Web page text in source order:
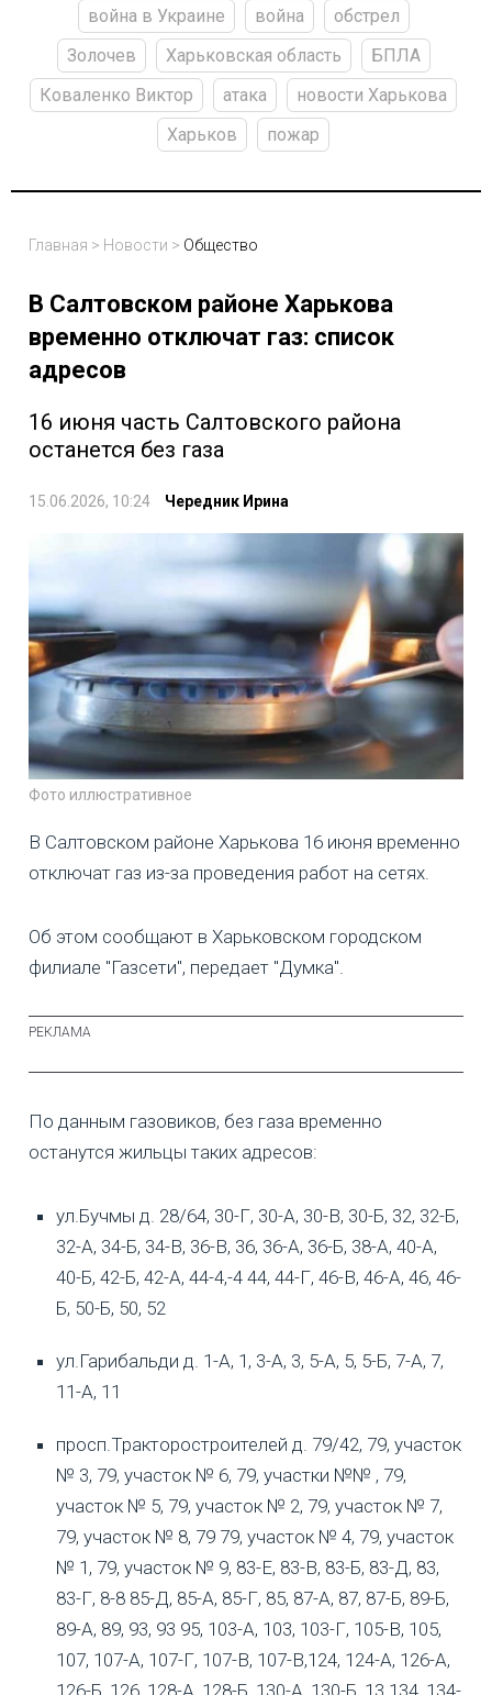
война в Украине война
обстрел
Золочев
Харьковская область
БПЛА
Коваленко Виктор
атака
новости Харькова
Харьков
пожар
Главная > Новости > Общество
В Салтовском районе Харькова
временно отключат газ: список
адресов
16 июня часть Салтовского района
останется без газа
15.06.2026, 10:24 Чередник Ирина
Фото иллюстративное
В Салтовском районе Харькова 16 июня временно
отключат газ из-за проведения работ на сетях.
Об этом сообщают в Харьковском городском
филиале "Газсети", передает "Думка".
По данным газовиков, без газа временно
останутся жильцы таких адресов:
ул.Бучмы д. 28/64, 30-Г, 30-А, 30-В, 30-Б, 32, 32-Б,
32-А, 34-Б, 34-В, 36-В, 36, 36-А, 36-Б, 38-А, 40-А,
40-Б, 42-Б, 42-А, 44-4,-4 44, 44-Г, 46-В, 46-А, 46, 46-
Б, 50-Б, 50, 52
ул.Гарибальди д. 1-А, 1, 3-А, 3, 5-А, 5, 5-Б, 7-А, 7,
11-А, 11
просп.Тракторостроителей д. 79/42, 79, участок
№ 3, 79, участок № 6, 79, участки №№ , 79,
участок № 5, 79, участок № 2, 79, участок № 7,
79, участок № 8, 79 79, участок № 4, 79, участок
№ 1, 79, участок № 9, 83-Е, 83-В, 83-Б, 83-Д, 83,
83-Г, 8-8 85-Д, 85-А, 85-Г, 85, 87-А, 87, 87-Б, 89-Б,
89-А, 89, 93, 93 95, 103-А, 103, 103-Г, 105-В, 105,
107, 107-А, 107-Г, 107-В, 107-В,124, 124-А, 126-А,